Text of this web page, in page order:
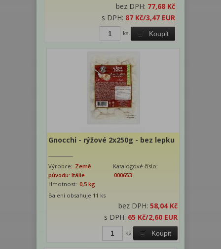
bez DPH: 77,68 Kč
s DPH: 87 Kč/3,47 EUR
Koupit
ks
Gnocchi - rýžové 2x250g - bez lepku
Výrobce: Země
původu: Itálie
Katalogové číslo:
000653
Hmotnost: 0,5 kg
Balení obsahuje 11 ks
bez DPH:58,04 Kč
s DPH: 65 Kč/2,60 EUR
Koupit
ks